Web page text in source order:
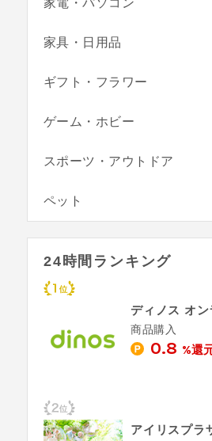
家電・パソコン
家具・日用品
ギフト・フラワー
ゲーム・ホビー
スポーツ・アウトドア
ペット
24時間ランキング
商品購入
0.8 %還
アイリスプラ